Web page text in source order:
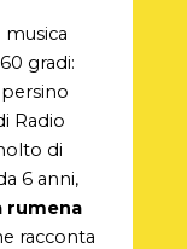
musica
gradi:
Radio
di
6 anni,
rumena
racconta